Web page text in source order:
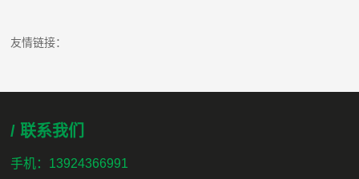
友情链接：
/ 联系我们
手机：13924366991